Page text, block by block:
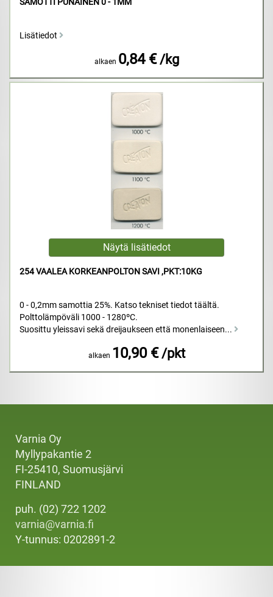
SAMOTTI PUNAINEN 0 - 1MM
Lisätiedot
alkaen 0,84 € /kg
254 VAALEA KORKEANPOLTON SAVI ,PKT:10KG
0 - 0,2mm samottia 25%. Katso tekniset tiedot täältä.
Polttolämpöväli 1000 - 1280ºC.
Suosittu yleissavi sekä dreijaukseen että monenlaiseen...
alkaen 10,90 € /pkt
Varnia Oy
Myllypakantie 2
FI-25410, Suomusjärvi
FINLAND
puh. (02) 722 1202
varnia@varnia.fi
Y-tunnus: 0202891-2